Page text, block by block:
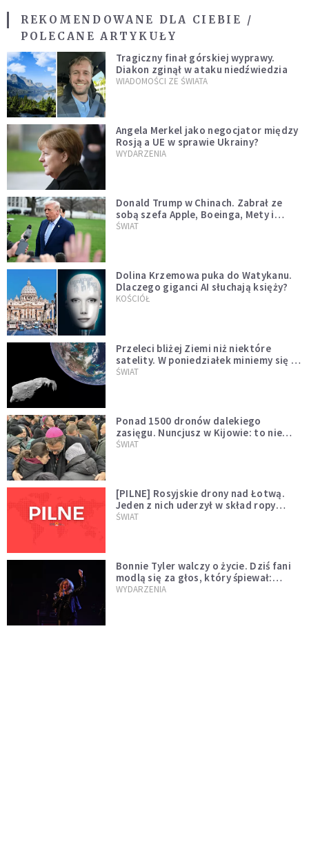
REKOMENDOWANE DLA CIEBIE /
POLECANE ARTYKUŁY
Tragiczny finał górskiej wyprawy.
Diakon zginął w ataku niedźwiedzia
WIADOMOŚCI ZE ŚWIATA
Angela Merkel jako negocjator między
Rosją a UE w sprawie Ukrainy?
WYDARZENIA
Donald Trump w Chinach. Zabrał ze
sobą szefa Apple, Boeinga, Mety i
Muska
ŚWIAT
Dolina Krzemowa puka do Watykanu.
Dlaczego giganci AI słuchają księży?
KOŚCIÓŁ
Przeleci bliżej Ziemi niż niektóre
satelity. W poniedziałek miniemy się z
asteroidą, która poprzedzi znacznie
ŚWIAT
Ponad 1500 dronów dalekiego
zasięgu. Nuncjusz w Kijowie: to nie
wygląda na wolę zakończenia wojny
ŚWIAT
[PILNE] Rosyjskie drony nad Łotwą.
Jeden z nich uderzył w skład ropy
naftowej
ŚWIAT
Bonnie Tyler walczy o życie. Dziś fani
modlą się za głos, który śpiewał:
"Lord, help me"
WYDARZENIA